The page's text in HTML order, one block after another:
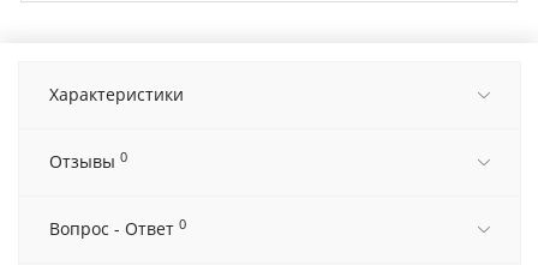
Характеристики
Отзывы 0
Вопрос - Ответ 0